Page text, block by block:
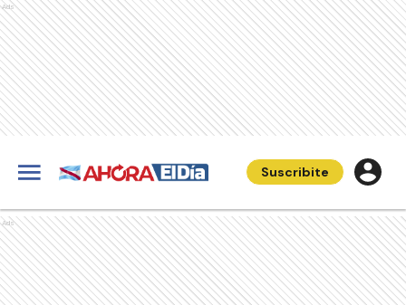
Ads
Suscribite
Ads